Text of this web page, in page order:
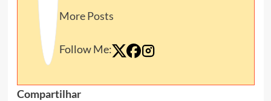
More Posts
Follow Me:
Compartilhar